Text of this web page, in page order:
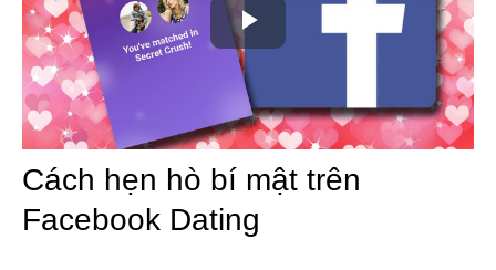
Play
Video
Cách hẹn hò bí mật trên
Facebook Dating